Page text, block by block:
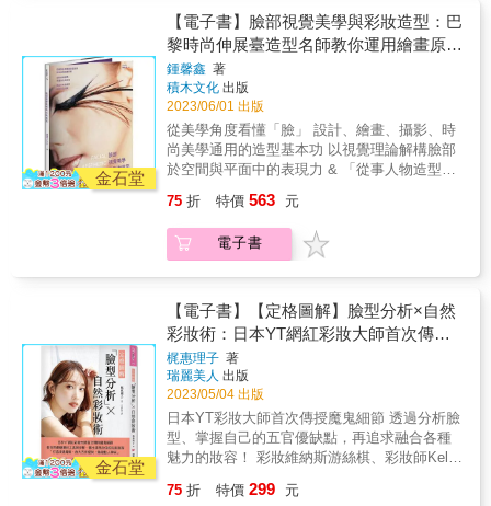
記住改善髮質的方法！❖專為不同髮質困擾設
計的護理與造型建議！以「基礎護理」為核
心，還針對【受損】【毛躁】【扁塌】【自然
捲】【白髮】等問題提供完整的護理和造型建
議，除了改善髮質問題，還能「利用」髮質打
造出讓自己更有魅力的髮型！工作家庭兩頭燒
或純粹懶得保養的人，也有貼合自己日常生活
的保養建議，助你輕鬆維持美髮習慣！想要改
變形象、外表更亮麗、人生更順遂，☆★「頭
魔法★☆《改造受損、毛躁、自然捲髮質！在
家靠基本保養也能擁有柔亮秀髮》等你實踐書
中技巧，隔天早晨就能明顯感受到頭髮的改
變，讓自己的人生也隨之煥然一新！
動且風格俱備的妝容，基礎且紮實的視覺美學
知識能讓你如虎添翼。 從包浩斯的造型理論帶
入，用美學與設計觀點分析人類臉部的點、
線、面、體。並以彩妝師的專業帶領讀者從基
礎的形與色彩，以及簡單的解剖學，理解臉部
視覺元素構成。接著，基於美感，我們能如何
利用彩妝增強優點、修飾弱點？無論是彩妝新
手、Instagramer、YouTuber、直播主、人物攝
影師、自拍、彩妝師、肖像畫家、造型藝術領
域，都能從中獲益匪淺。也是在學習彩妝，或
彩妝好手也能以本書精進能力。 每個人的臉
形、眉、眼、鼻、脣，皆有各自的形態、相對
關係和特色，透過本書，你將學會基礎的視覺
到個人造型魅力，並把彩妝施展在關鍵上，成
為一筆入魂的彩妝高手。 【書籍大綱】 1人類
的視覺感知：人如何以視覺認知物體──「邊
緣」（edge）、「空間」、「關聯性」
（relationship）、「光影」，以及「完形」
（gestalt）作用。& 2點：點是構成一切造型的
最基礎元素，不具方向性，但能夠聚集和擴
張。「點與點」、「點與線」以及「點與面」
部的眼、眉、鼻子之間的距離和相對關係中體
金石堂
【電子書】臉部視覺美學與彩妝造型：巴
黎時尚伸展臺造型名師教你運用繪畫原
理，從點線面解讀各種臉孔與五官，奠定
紮實多變的彩妝造型技藝
鍾馨鑫 著
積木文化 出版
2023/06/01 出版
從美學角度看懂「臉」 設計、繪畫、攝影、時
尚美學通用的造型基本功 以視覺理論解構臉部
於空間與平面中的表現力 & 「從事人物造型、
的妝容、造型時，擁有特定技術是必要條件。
然而，出神入化的技巧，必定來自於堅實的美
學基礎概念。」──本書作者 臉部彩妝是「將空
動且風格俱備的妝容，基礎且紮實的視覺美學
知識能讓你如虎添翼。 從包浩斯的造型理論帶
入，用美學與設計觀點分析人類臉部的點、
線、面、體。並以彩妝師的專業帶領讀者從基
礎的形與色彩，以及簡單的解剖學，理解臉部
視覺元素構成。接著，基於美感，我們能如何
利用彩妝增強優點、修飾弱點？無論是彩妝新
手、Instagramer、YouTuber、直播主、人物攝
影師、自拍、彩妝師、肖像畫家、造型藝術領
域，都能從中獲益匪淺。也是在學習彩妝，或
75 折 特價 563 元
電子書
金石堂
【電子書】【定格圖解】臉型分析×自然
彩妝術：日本YT網紅彩妝大師首次傳授
魔鬼細節，教你用最簡單的工具與步驟
「打造清透膚質、放大五官優勢、煥發動
人神采」，畫出漂亮自信的完美妝容
梶惠理子 著
瑞麗美人 出版
2023/05/04 出版
日本YT彩妝大師首次傳授魔鬼細節 透過分析臉
型、掌握自己的五官優缺點，再追求融合各種
魅力的妝容！ 彩妝維納斯游絲棋、彩妝師Kelly
從打造無暇清透膚質、到基礎完妝 善用彩妝品
75 折 特價 299 元